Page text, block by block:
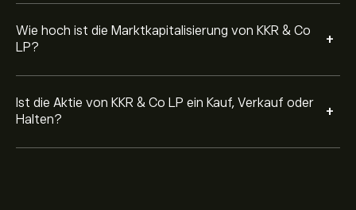
Wie hoch ist die Marktkapitalisierung von KKR & Co
LP?
+
Ist die Aktie von KKR & Co LP ein Kauf, Verkauf oder
Halten?
+